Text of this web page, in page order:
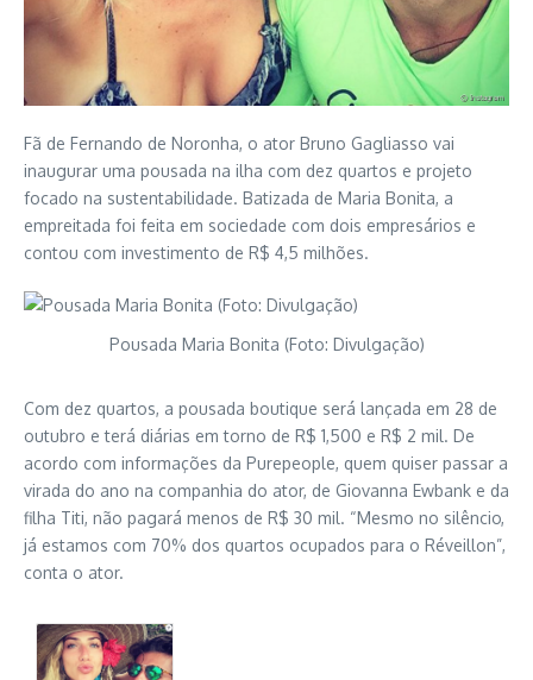
Fã de Fernando de Noronha, o ator Bruno Gagliasso vai
inaugurar uma pousada na ilha com dez quartos e projeto
focado na sustentabilidade. Batizada de Maria Bonita, a
empreitada foi feita em sociedade com dois empresários e
contou com investimento de R$ 4,5 milhões.
Pousada Maria Bonita (Foto: Divulgação)
Com dez quartos, a pousada boutique será lançada em 28 de
outubro e terá diárias em torno de R$ 1,500 e R$ 2 mil. De
acordo com informações da Purepeople, quem quiser passar a
virada do ano na companhia do ator, de Giovanna Ewbank e da
filha Titi, não pagará menos de R$ 30 mil. “Mesmo no silêncio,
já estamos com 70% dos quartos ocupados para o Réveillon”,
conta o ator.